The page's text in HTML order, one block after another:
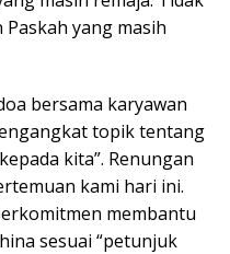
yang masih
bersama karyawan
topik tentang
kita”. Renungan
kami hari ini.
membantu
sesuai “petunjuk